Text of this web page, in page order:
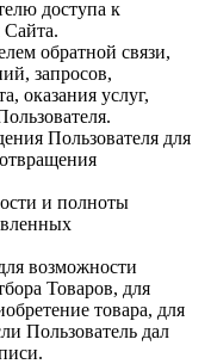
доступа к
обратной связи,
запросов,
оказания услуг,
Пользователя для
и полноты
возможности
Товаров, для
товара, для
Пользователь дал